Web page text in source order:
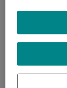
Granados